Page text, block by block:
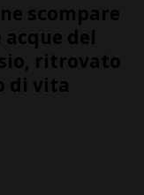
scompare
acque del
ritrovato
di vita